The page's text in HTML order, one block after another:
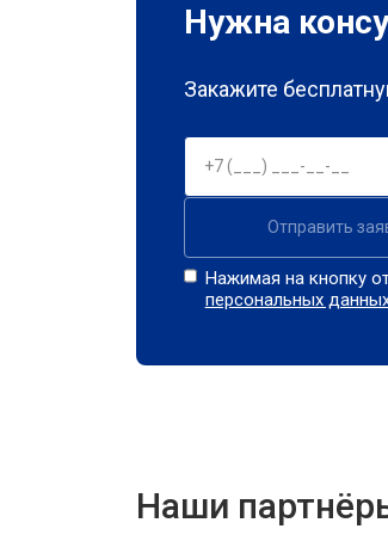
Нужна
Закажите
Отправить
Нажимая на кнопку
персональных
Наши